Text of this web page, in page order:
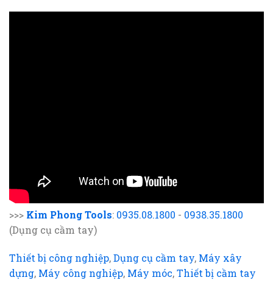
>>> Kim Phong Tools: 0935.08.1800 - 0938.35.1800
(Dụng cụ cầm tay)
Thiết bị công nghiệp,Dụng cụ cầm tay, Máy xây
dựng, Máy công nghiệp, Máy móc,Thiết bị cầm tay